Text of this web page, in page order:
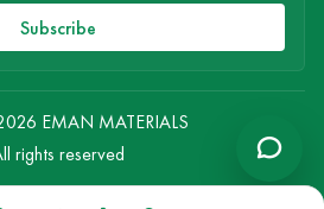
Subscribe
EMAN MATERIALS
rights reserved